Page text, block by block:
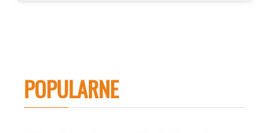
POPULARNE